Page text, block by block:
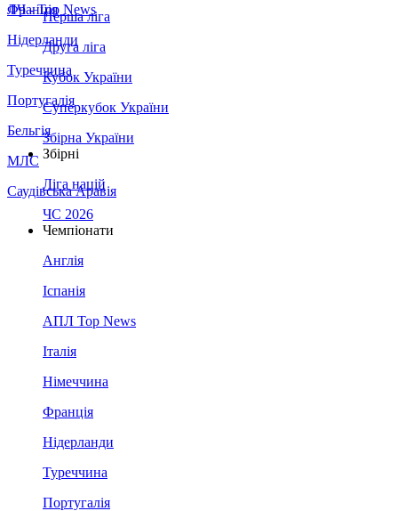
Франція
Нідерланди
Туреччина
Португалія
Бельгія
МЛС
Саудівська Аравія
ЛЧ - Top News
Перша ліга
Друга ліга
Кубок України
Суперкубок України
Збірна України
Збірні
Ліга націй
ЧС 2026
Чемпіонати
Англія
Іспанія
АПЛ Top News
Італія
Німеччина
Франція
Нідерланди
Туреччина
Португалія